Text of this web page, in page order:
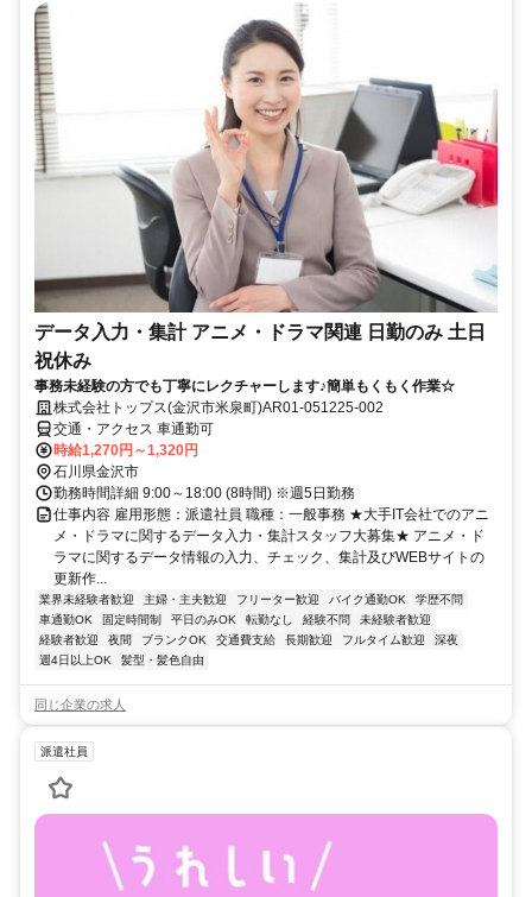
データ入力・集計 アニメ・ドラマ関連 日勤のみ 土日
祝休み
事務未経験の方でも丁寧にレクチャーします♪簡単もくもく作業☆
株式会社トップス(金沢市米泉町)AR01-051225-002
交通・アクセス 車通勤可
時給1,270円～1,320円
石川県金沢市
勤務時間詳細 9:00～18:00 (8時間) ※週5日勤務
仕事内容 雇用形態：派遣社員 職種：一般事務 ★大手IT会社でのアニ
メ・ドラマに関するデータ入力・集計スタッフ大募集★ アニメ・ド
ラマに関するデータ情報の入力、チェック、集計及びWEBサイトの
更新作...
業界未経験者歓迎 主婦・主夫歓迎 フリーター歓迎 バイク通勤OK
学歴不問
車通勤OK
固定時間制 平日のみOK 転勤なし 経験不問
未経験者歓迎
経験者歓迎
夜間 ブランクOK 交通費支給 長期歓迎 フルタイム歓迎
深夜
週4日以上OK
髪型・髪色自由
同じ企業の求人
派遣社員